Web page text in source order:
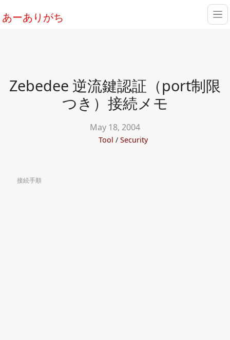
あーありがち
Zebedee 逆流鍵認証（port制限
つき）接続メモ
May 18, 2004
Tool Security
接続手順